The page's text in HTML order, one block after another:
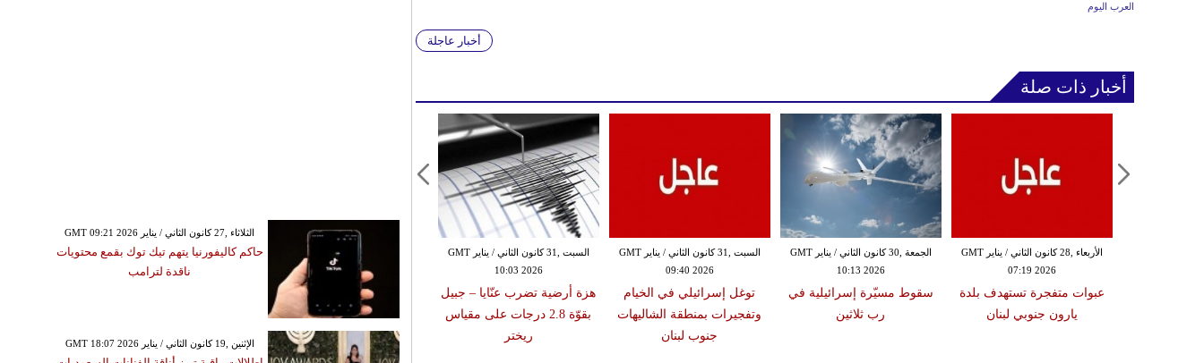
العرب اليوم
أخبار عاجلة
أخبار ذات صلة
السبت ,31 كانون الثاني / يناير GMT
10:03 2026
هزة أرضية تضرب عنّايا – جبيل
بقوّة 2.8 درجات على مقياس
ريختر
السبت ,31 كانون الثاني / يناير GMT
09:40 2026
توغل إسرائيلي في الخيام
وتفجيرات بمنطقة الشاليهات
جنوب لبنان
الجمعة ,30 كانون الثاني / يناير GMT
10:13 2026
سقوط مسيّرة إسرائيلية في
رب ثلاثين
الأربعاء ,28 كانون الثاني / يناير GMT
07:19 2026
عبوات متفجرة تستهدف بلدة
يارون جنوبي لبنان
GMT 09:21 2026 الثلاثاء ,27 كانون الثاني / يناير
حاكم كاليفورنيا يتهم تيك توك بقمع محتويات
ناقدة لترامب
GMT 18:07 2026 الإثنين ,19 كانون الثاني / يناير